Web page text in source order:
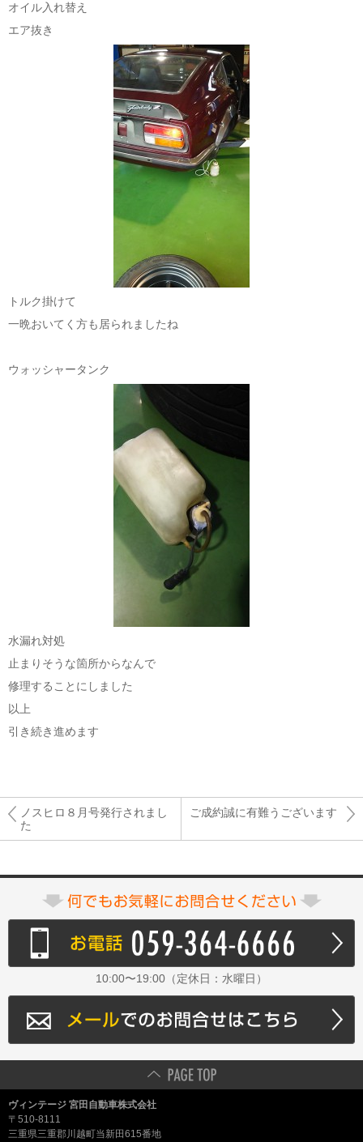
オイル入れ替え
エア抜き
トルク掛けて
一晩おいてく方も居られましたね
ウォッシャータンク
水漏れ対処
止まりそうな箇所からなんで
修理することにしました
以上
引き続き進めます
ノスヒロ８月号発行されまし
た
ご成約誠に有難うございます
10:00〜19:00（定休日：水曜日）
ヴィンテージ 宮田自動車株式会社
〒510-8111
三重県三重郡川越町当新田615番地